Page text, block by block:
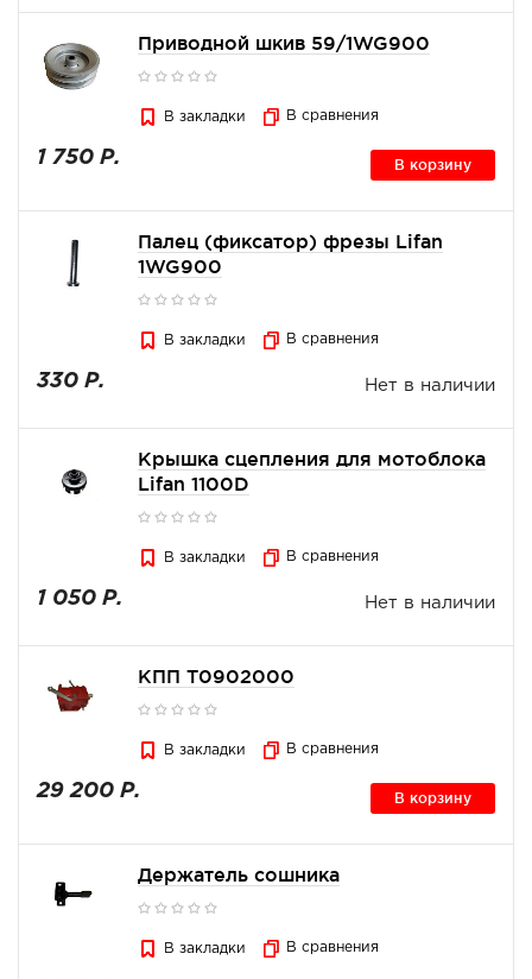
Приводной шкив 59/1WG900
В закладки В сравнения
1 750 Р. В корзину
Палец (фиксатор) фрезы Lifan
1WG900
В закладки В сравнения
330 Р. Нет в наличии
Крышка сцепления для мотоблока
Lifan 1100D
В закладки В сравнения
1 050 Р. Нет в наличии
КПП Т0902000
В закладки В сравнения
29 200 Р. В корзину
Держатель сошника
В закладки В сравнения